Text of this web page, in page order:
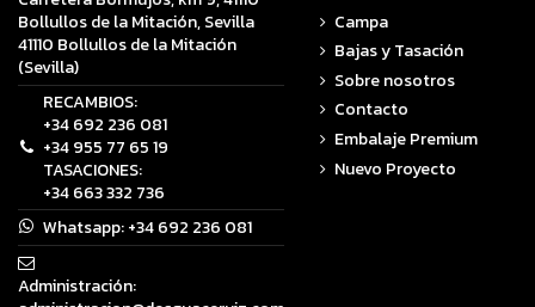
Bollullos de la Mitación, Sevilla
41110 Bollullos de la Mitación
(Sevilla)
RECAMBIOS:
+34 692 236 081
+34 955 77 65 19
TASACIONES:
+34 663 332 736
Whatsapp:+34 692 236 081
Administración:
Campa
Bajas y Tasación
Sobre nosotros
Contacto
Embalaje Premium
Nuevo Proyecto